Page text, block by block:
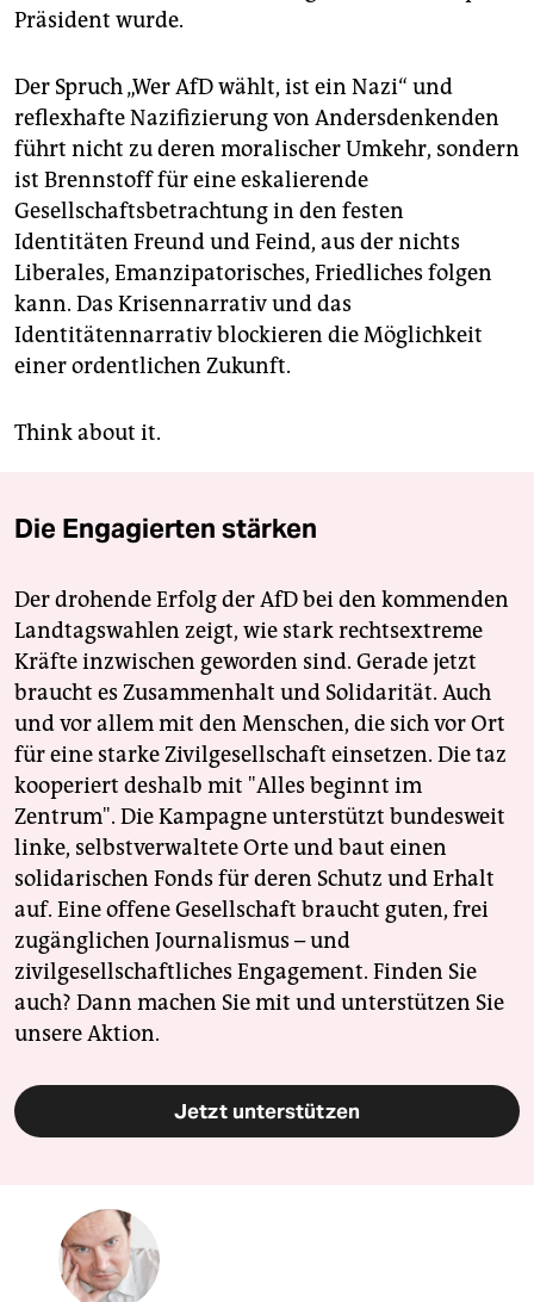
Präsident wurde.
Der Spruch „Wer AfD wählt, ist ein Nazi“ und
reflexhafte Nazifizierung von Andersdenkenden
führt nicht zu deren moralischer Umkehr, sondern
ist Brennstoff für eine eskalierende
Gesellschaftsbetrachtung in den festen
Identitäten Freund und Feind, aus der nichts
Liberales, Emanzipatorisches, Friedliches folgen
kann. Das Krisennarrativ und das
Identitätennarrativ blockieren die Möglichkeit
einer ordentlichen Zukunft.
Think about it.
Die Engagierten stärken
Der drohende Erfolg der AfD bei den kommenden
Landtagswahlen zeigt, wie stark rechtsextreme
Kräfte inzwischen geworden sind. Gerade jetzt
braucht es Zusammenhalt und Solidarität. Auch
und vor allem mit den Menschen, die sich vor Ort
für eine starke Zivilgesellschaft einsetzen. Die taz
kooperiert deshalb mit "Alles beginnt im
Zentrum". Die Kampagne unterstützt bundesweit
linke, selbstverwaltete Orte und baut einen
solidarischen Fonds für deren Schutz und Erhalt
auf. Eine offene Gesellschaft braucht guten, frei
zugänglichen Journalismus – und
zivilgesellschaftliches Engagement. Finden Sie
auch? Dann machen Sie mit und unterstützen Sie
unsere Aktion.
Jetzt unterstützen